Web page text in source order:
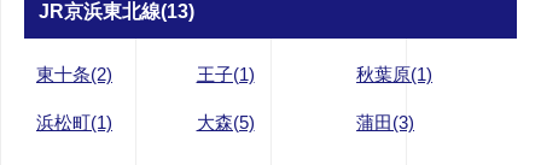
JR京浜東北線(13)
東十条(2) 王子(1) 秋葉原(1)
浜松町(1) 大森(5) 蒲田(3)